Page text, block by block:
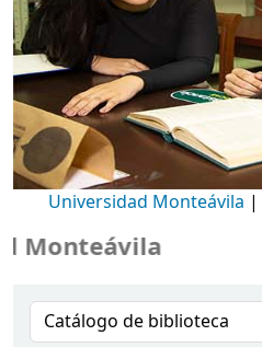
Universidad Monteávila |